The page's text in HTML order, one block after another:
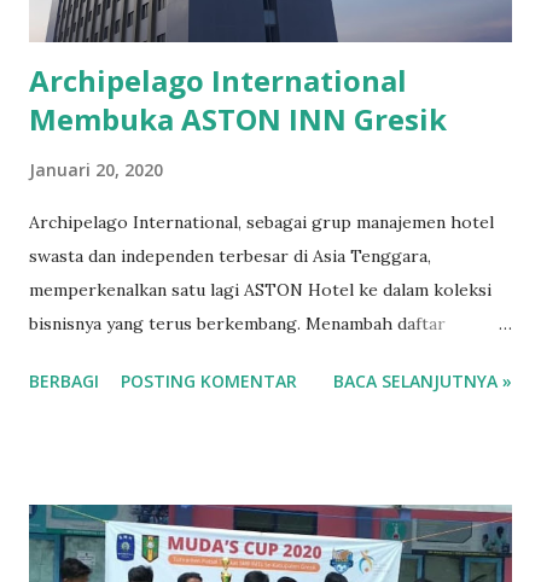
sampah plastik. Kemudian dimakan ika...
Archipelago International
Membuka ASTON INN Gresik
Januari 20, 2020
Archipelago International, sebagai grup manajemen hotel
swasta dan independen terbesar di Asia Tenggara,
memperkenalkan satu lagi ASTON Hotel ke dalam koleksi
bisnisnya yang terus berkembang. Menambah daftar
merek ASTON, ASTON Inn Gresik secara resmi diluncurkan
setiap tamu. Foto ASTON INN Gresik “Gresik adalah kota
dimana terdapat dua industri raksasa Indonesia yakni
BERBAGI POSTING KOMENTAR BACA SELANJUTNYA »